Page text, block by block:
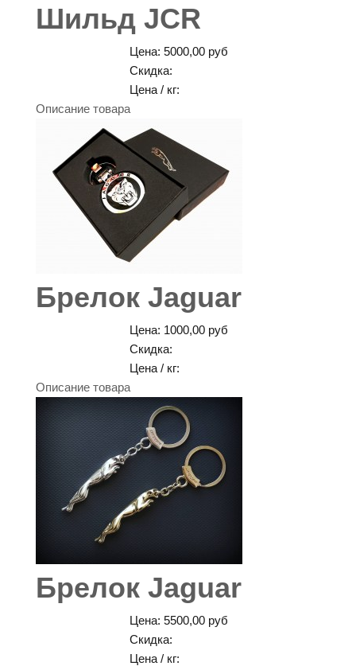
Шильд JCR
Цена:5000,00 руб
Скидка:
Цена / кг:
Описание товара
Брелок Jaguar
Цена: 1000,00 руб
Скидка:
Цена / кг:
Описание товара
Брелок Jaguar
Цена:5500,00 руб
Скидка:
Цена / кг: